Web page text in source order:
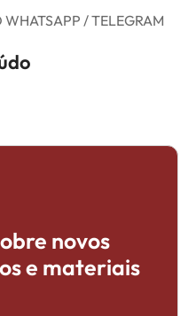
/ TELEGRAM
novos
e materiais